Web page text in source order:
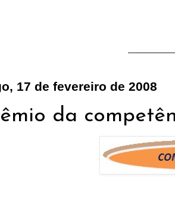
17 de fevereiro de 2008
da